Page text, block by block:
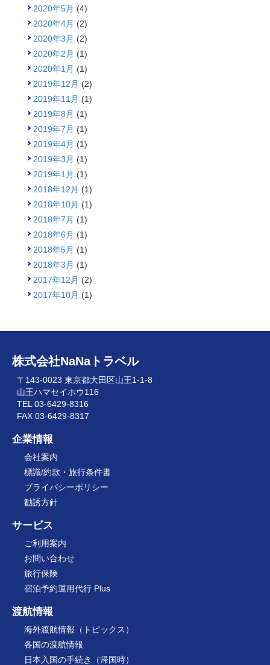
2020年5月 (4)
2020年4月 (2)
2020年3月 (2)
2020年2月 (1)
2020年1月 (1)
2019年12月 (2)
2019年11月 (1)
2019年8月 (1)
2019年7月 (1)
2019年4月 (1)
2019年3月 (1)
2019年1月 (1)
2018年12月 (1)
2018年10月 (1)
2018年7月 (1)
2018年6月 (1)
2018年5月 (1)
2018年3月 (1)
2017年12月 (2)
2017年10月 (1)
株式会社NaNaトラベル
〒143-0023 東京都大田区山王1-1-8
山王ハマセイホウ116
TEL 03-6429-8316
FAX 03-6429-8317
企業情報
会社案内
標識/約款・旅行条件書
プライバシーポリシー
勧誘方針
サービス
ご利用案内
お問い合わせ
旅行保険
宿泊予約運用代行 Plus
渡航情報
海外渡航情報（トピックス）
各国の渡航情報
日本入国の手続き（帰国時）